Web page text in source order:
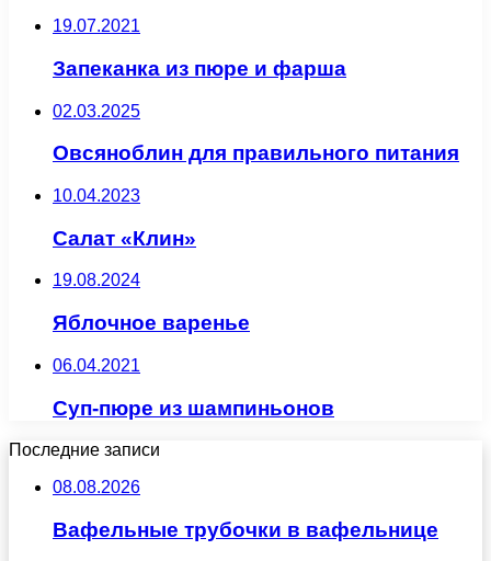
19.07.2021
Запеканка из пюре и фарша
02.03.2025
Овсяноблин для правильного питания
10.04.2023
Салат «Клин»
19.08.2024
Яблочное варенье
06.04.2021
Суп-пюре из шампиньонов
Последние записи
08.08.2026
Вафельные трубочки в вафельнице